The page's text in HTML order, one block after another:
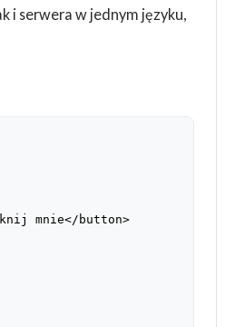
i serwera w jednym języku,
mnie</button>